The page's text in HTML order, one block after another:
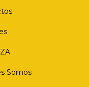
Somos